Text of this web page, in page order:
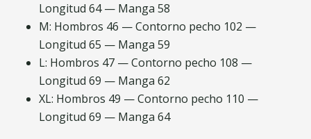
Longitud 64 — Manga 58
M: Hombros 46 — Contorno pecho 102 —
Longitud 65 — Manga 59
L: Hombros 47 — Contorno pecho 108 —
Longitud 69 — Manga 62
XL: Hombros 49 — Contorno pecho 110 —
Longitud 69 — Manga 64